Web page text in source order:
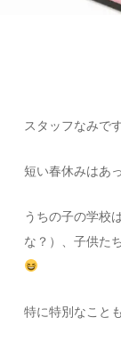
スタッフなみで
短い春休みはあ
うちの子の学校
な？）、子供た
特に特別なこと